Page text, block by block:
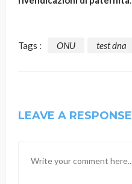
Tags : ONU test dna
LEAVE A RESPONSE